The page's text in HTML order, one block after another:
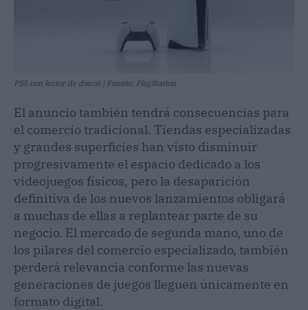
PS5 con lector de discos | Fuente: PlayStation
El anuncio también tendrá consecuencias para
el comercio tradicional. Tiendas especializadas
y grandes superficies han visto disminuir
progresivamente el espacio dedicado a los
videojuegos físicos, pero la desaparición
definitiva de los nuevos lanzamientos obligará
a muchas de ellas a replantear parte de su
negocio. El mercado de segunda mano, uno de
los pilares del comercio especializado, también
perderá relevancia conforme las nuevas
generaciones de juegos lleguen únicamente en
formato digital.